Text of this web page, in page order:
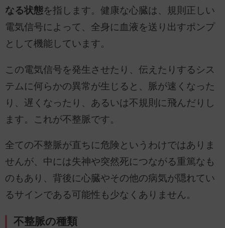
なる状態を指します。健康な心臓は、規則正しい
電気信号によって、全身に血液を送り出すポンプ
として機能しています。
この電気信号を発生させたり、伝えたりするシス
テムに何らかの異常が生じると、脈が速くなった
り、遅くなったり、あるいは不規則に飛んだりし
ます。これが不整脈です。
全ての不整脈が直ちに危険というわけではありま
せんが、中には失神や突然死につながる重篤なも
のもあり、背後に心臓やその他の病気が隠れてい
るサインである可能性も少なくありません。
不整脈の種類